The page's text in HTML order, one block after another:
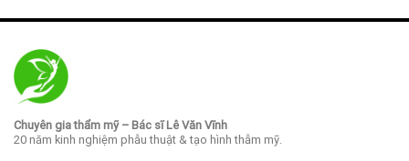
Chuyên gia thẩm mỹ – Bác sĩ Lê Văn Vĩnh
20 năm kinh nghiệm phẫu thuật & tạo hình thẫm mỹ.